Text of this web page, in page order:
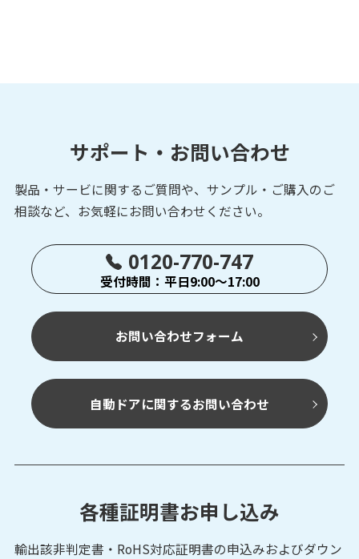
サポート・お問い合わせ
製品・サービに関するご質問や、サンプル・ご購入の ご
相談など、お気軽にお問い合わせください。
0120-770-747
受付時間：平日9:00～17:00
お問い合わせフォーム
自動ドアに関するお問い合わせ
各種証明書お申し込み
輸出該非判定書・RoHS対応証明書の申込みおよびダウン